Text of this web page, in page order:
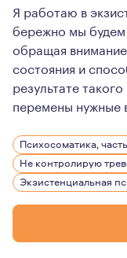
Я работаю в
бережно мы будем
обращая
состояния и
результате
перемены нужные
Мой стаж работы
Психосоматика,
Не контролирую
Экзистенциальная